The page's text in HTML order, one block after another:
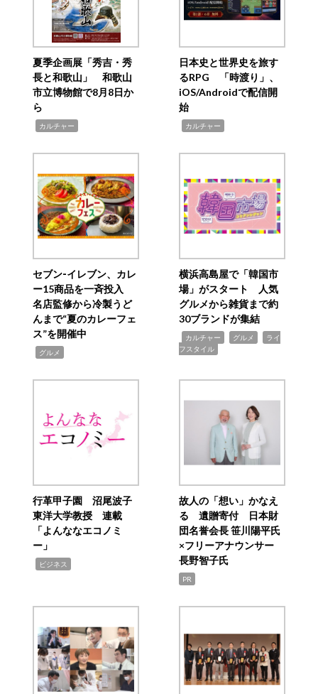
夏季企画展「秀吉・秀
長と和歌山」 和歌山
市立博物館で8月8日か
ら
カルチャー
日本史と世界史を旅す
るRPG 「時渡り」、
iOS/Androidで配信開
始
カルチャー
セブン‐イレブン、カレ
ー15商品を一斉投入
名店監修から冷製うど
んまで“夏のカレーフェ
ス”を開催中
グルメ
横浜高島屋で「韓国市
場」がスタート 人気
グルメから雑貨まで約
30ブランドが集結
カルチャー グルメ
ライ
フスタイル
行革甲子園 沼尾波子
東洋大学教授 連載
「よんななエコノミ
ー」
ビジネス
故人の「想い」かなえ
る 遺贈寄付 日本財
団名誉会長 笹川陽平氏
×フリーアナウンサー
長野智子氏
PR